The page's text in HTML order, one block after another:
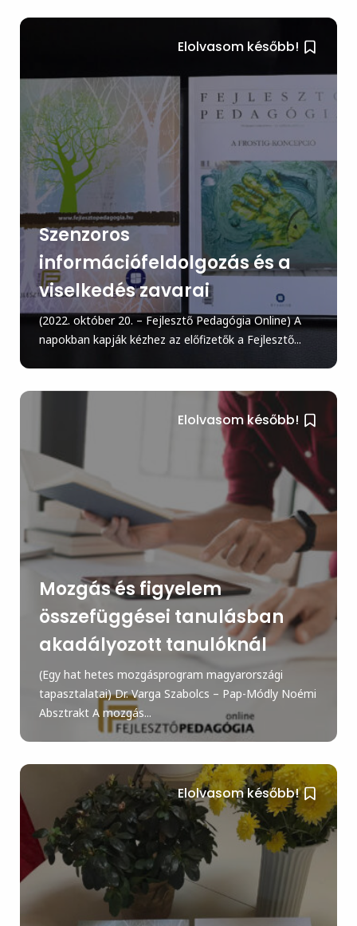
Elolvasom később!
Szenzoros
információfeldolgozás és a
viselkedés zavarai
(2022. október 20. – Fejlesztő Pedagógia Online) A
napokban kapják kézhez az előfizetők a Fejlesztő...
Elolvasom később!
Mozgás és figyelem
összefüggései tanulásban
akadályozott tanulóknál
(Egy hat hetes mozgásprogram magyarországi
tapasztalatai) Dr. Varga Szabolcs – Pap-Módly Noémi
Absztrakt A mozgás...
Elolvasom később!